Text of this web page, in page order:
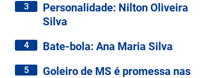
3
Personalidade: Nilton Oliveira
Silva
4 Bate-bola: Ana Maria Silva
5
Goleiro de MS é promessa nas